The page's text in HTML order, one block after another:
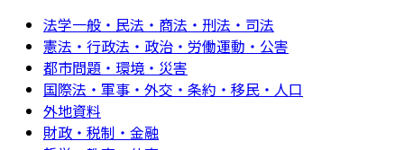
法学一般・民法・商法・刑法・司法
憲法・行政法・政治・労働運動・公害
都市問題・環境・災害
国際法・軍事・外交・条約・移民・人口
外地資料
財政・税制・金融